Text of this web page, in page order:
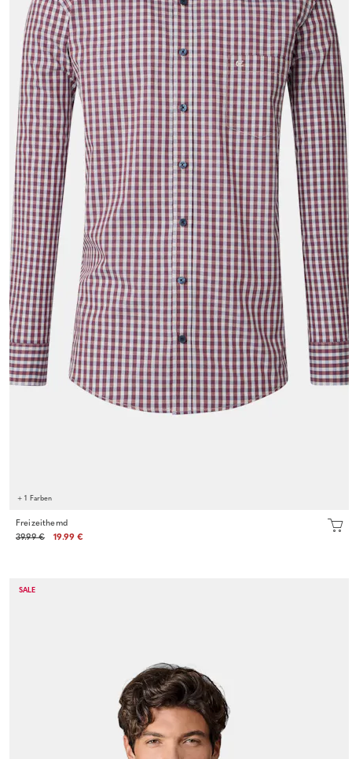
+ 1 Farben
Freizeithemd
39.99 €
19.99 €
SALE